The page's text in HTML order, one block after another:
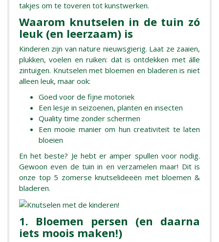
takjes om te toveren tot kunstwerken.
Waarom knutselen in de tuin zó
leuk (en leerzaam) is
Kinderen zijn van nature nieuwsgierig. Laat ze zaaien,
plukken, voelen en ruiken: dat is ontdekken met álle
zintuigen. Knutselen met bloemen en bladeren is niet
alleen leuk, maar ook:
Goed voor de fijne motoriek
Een lesje in seizoenen, planten en insecten
Quality time zonder schermen
Een mooie manier om hun creativiteit te laten
bloeien
En het beste? Je hebt er amper spullen voor nodig.
Gewoon even de tuin in en verzamelen maar! Dit is
onze top 5 zomerse knutselideeën met bloemen &
bladeren.
1. Bloemen persen (en daarna
iets moois maken!)